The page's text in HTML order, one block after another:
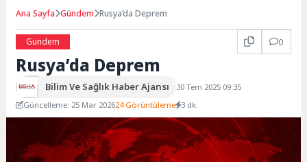
Ana Sayfa Gündem Rusya’da Deprem
Gündem 0
Rusya’da Deprem
Bilim Ve Sağlık Haber Ajansı
30 Tem 2025 09:35
Güncelleme: 25 Mar 202624 Görüntüleme 3 dk.